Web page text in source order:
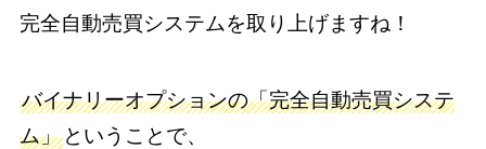
完全自動売買システムを取り上げますね！
バイナリーオプションの「完全自動売買システ
ム」ということで、